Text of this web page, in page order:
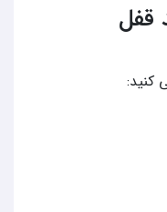
قفل
کنید: